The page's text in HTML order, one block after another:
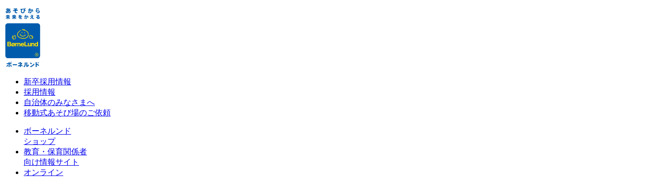
新卒採用情報
採用情報
自治体のみなさまへ
移動式あそび場のご依頼
ボーネルンド
ショップ
教育・保育関係者
向け情報サイト
オンライン